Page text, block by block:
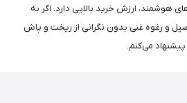
هوشمند، ارزش خرید بالایی دارد. اگر به
و رغوه غنی بدون نگرانی از ریخت و پاش
می‌کنم.